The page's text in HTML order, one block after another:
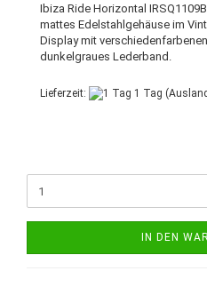
Ibiza Ride Horizontal
mattes Edelstahlgehäuse im
Display mit
dunkelgraues Lederband.
Lieferzeit: 1 Tag
IN DEN